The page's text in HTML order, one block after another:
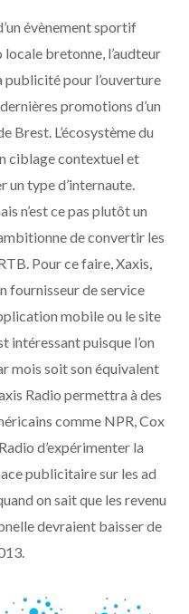
évènement sportif
bretonne, l’audteur
publicité pour l’ouverture
promotions d’un
Brest. L’écosystème du
ciblage contextuel et
un type d’internaute.
n’est ce pas plutôt un
de convertir les
Pour ce faire, Xaxis,
fournisseur de service
mobile ou le site
intéressant puisque l’on
mois soit son équivalent
Radio permettra à des
comme NPR, Cox
d’expérimenter la
publicitaire sur les ad
on sait que les revenu
devraient baisser de